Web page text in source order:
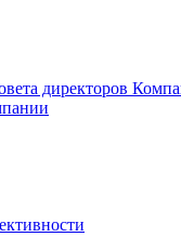
директоров